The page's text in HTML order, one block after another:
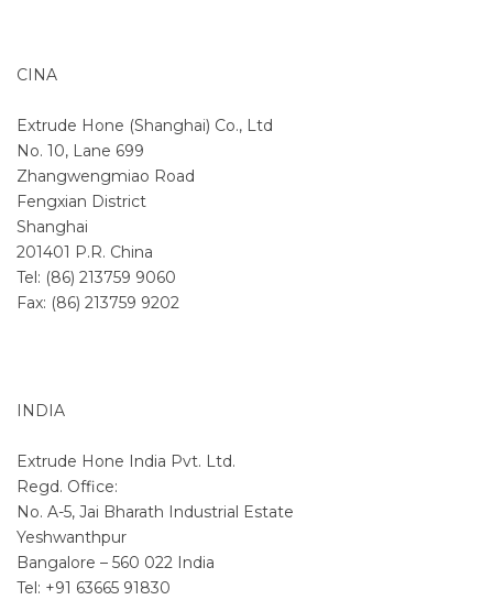
CINA
Extrude Hone (Shanghai) Co., Ltd
No. 10, Lane 699
Zhangwengmiao Road
Fengxian District
Shanghai
201401 P.R. China
Tel: (86) 213759 9060
Fax: (86) 213759 9202
INDIA
Extrude Hone India Pvt. Ltd.
Regd. Office:
No. A-5, Jai Bharath Industrial Estate
Yeshwanthpur
Bangalore – 560 022 India
Tel: +91 63665 91830